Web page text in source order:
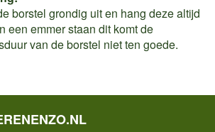
borstel grondig uit en hang deze altijd
een emmer staan dit komt de
van de borstel niet ten goede.